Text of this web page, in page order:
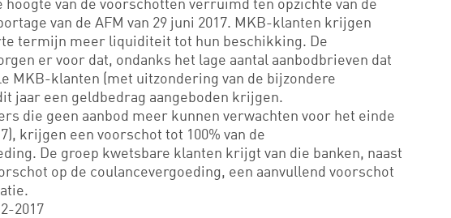
van de AFM van 29 juni 2017. MKB-klanten krijgen
termijn meer liquiditeit tot hun beschikking. De
er voor dat, ondanks het lage aantal aanbodbrieven dat
MKB-klanten (met uitzondering van de bijzondere
jaar een geldbedrag aangeboden krijgen.
die geen aanbod meer kunnen verwachten voor het einde
krijgen een voorschot tot 100% van de
De groep kwetsbare klanten krijgt van die banken, naast
op de coulancevergoeding, een aanvullend voorschot
2017